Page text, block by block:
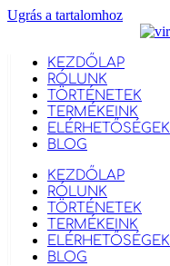
Ugrás a tartalomhoz
KEZDŐLAP
RÓLUNK
TÖRTÉNETEK
TERMÉKEINK
ELÉRHETŐSÉGEK
BLOG
KEZDŐLAP
RÓLUNK
TÖRTÉNETEK
TERMÉKEINK
ELÉRHETŐSÉGEK
BLOG